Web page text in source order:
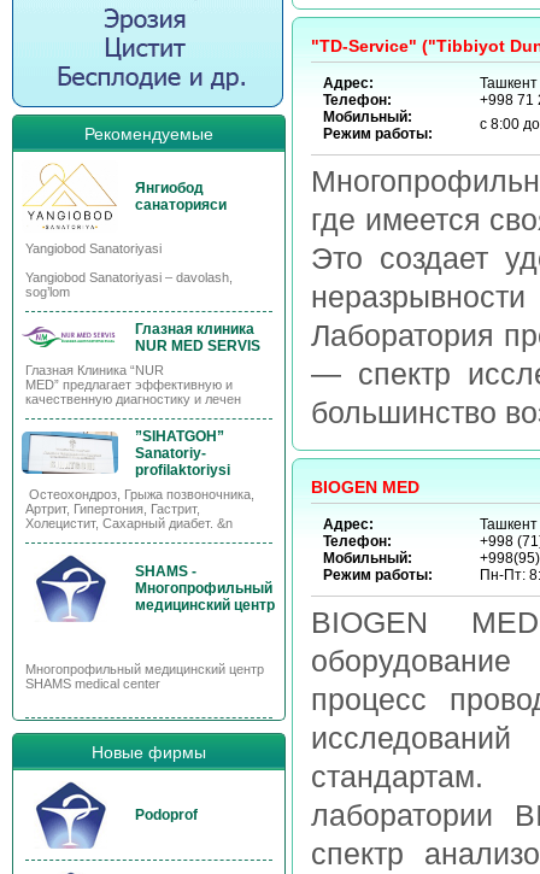
Рекомендуемые
Янгиобод
санаторияси
Yangiobod Sanatoriyasi
Yangiobod Sanatoriyasi – davolash,
sog’lom
Глазная клиника
NUR MED SERVIS
Глазная Клиника “NUR
MED” предлагает эффективную и
качественную диагностику и лечен
”SIHATGOH”
Sanatoriy-
profilaktoriysi
Остеохондроз, Грыжа позвоночника,
Артрит, Гипертония, Гастрит,
Холецистит, Сахарный диабет. &n
SHAMS -
Многопрофильный
медицинский центр
Многопрофильный медицинский центр
SHAMS medical center
Новые фирмы
Podoprof
"TD-Service" ("Tibbiyot
Адрес:
Телефон:
Мобильный:
Режим работы:
Ташкент
+998 71
с 8:00
где имеется
Это создает
Лаборатория
— спектр
большинство
BIOGEN MED
Адрес:
Телефон:
Мобильный:
Режим работы:
+998
Пн-Пт:
BIOGEN
процесс
лаборатории
спектр